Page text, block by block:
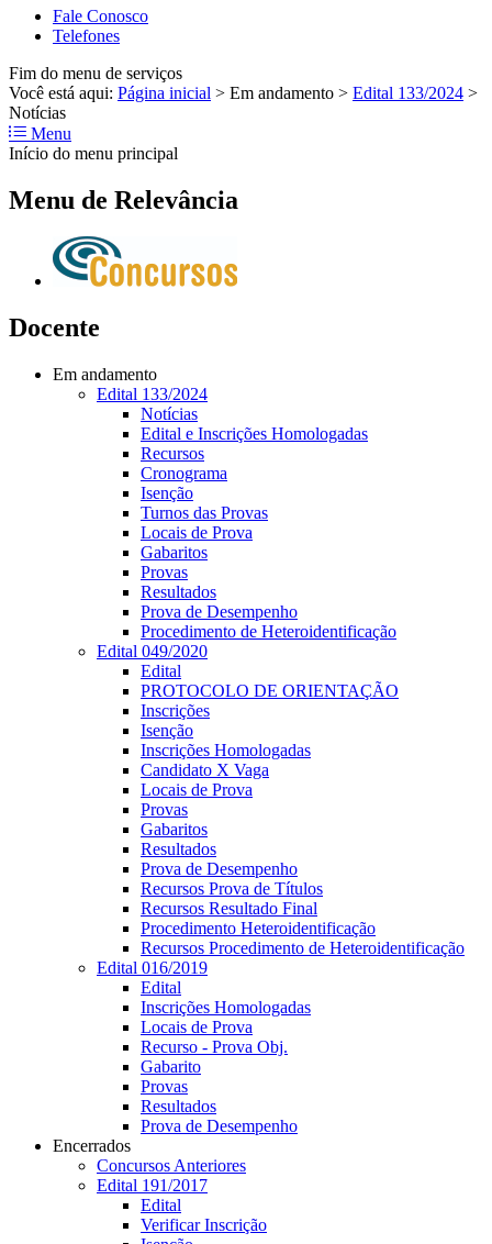
Fale Conosco
Telefones
Fim do menu de serviços
Você está aqui: Página inicial > Em andamento > Edital 133/2024 >
Notícias
Menu
Início do menu principal
Menu de Relevância
Docente
Em andamento
Edital 133/2024
Notícias
Edital e Inscrições Homologadas
Recursos
Cronograma
Isenção
Turnos das Provas
Locais de Prova
Gabaritos
Provas
Resultados
Prova de Desempenho
Procedimento de Heteroidentificação
Edital 049/2020
Edital
PROTOCOLO DE ORIENTAÇÃO
Inscrições
Isenção
Inscrições Homologadas
Candidato X Vaga
Locais de Prova
Provas
Gabaritos
Resultados
Prova de Desempenho
Recursos Prova de Títulos
Recursos Resultado Final
Procedimento Heteroidentificação
Recursos Procedimento de Heteroidentificação
Edital 016/2019
Edital
Inscrições Homologadas
Locais de Prova
Recurso - Prova Obj.
Gabarito
Provas
Resultados
Prova de Desempenho
Encerrados
Concursos Anteriores
Edital 191/2017
Edital
Verificar Inscrição